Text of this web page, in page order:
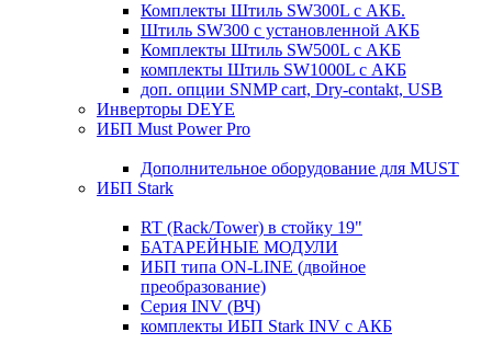
Комплекты Штиль SW300L с АКБ.
Штиль SW300 с установленной АКБ
Комплекты Штиль SW500L с АКБ
комплекты Штиль SW1000L с АКБ
доп. опции SNMP cart, Dry-contakt, USB
Инверторы DEYE
ИБП Must Power Pro
Дополнительное оборудование для MUST
ИБП Stark
RT (Rack/Tower) в стойку 19"
БАТАРЕЙНЫЕ МОДУЛИ
ИБП типа ON-LINE (двойное
преобразование)
Серия INV (ВЧ)
комплекты ИБП Stark INV с АКБ